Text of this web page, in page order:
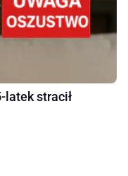
latek stracił